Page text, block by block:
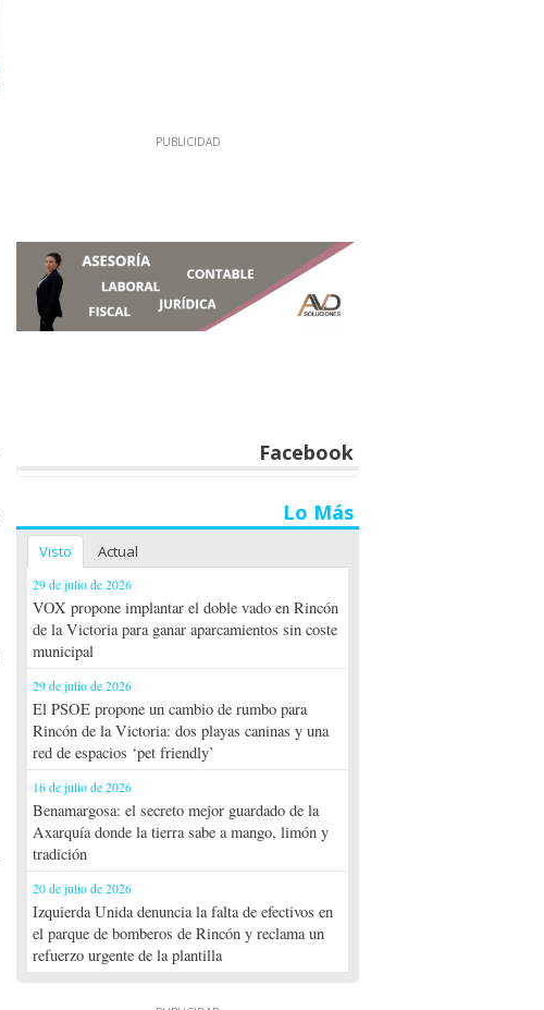
Facebook
Lo Más
Visto Actual
29 de julio de 2026
VOX propone implantar el doble vado en Rincón
de la Victoria para ganar aparcamientos sin coste
municipal
29 de julio de 2026
El PSOE propone un cambio de rumbo para
Rincón de la Victoria: dos playas caninas y una
red de espacios ‘pet friendly’
16 de julio de 2026
Benamargosa: el secreto mejor guardado de la
Axarquía donde la tierra sabe a mango, limón y
tradición
20 de julio de 2026
Izquierda Unida denuncia la falta de efectivos en
el parque de bomberos de Rincón y reclama un
refuerzo urgente de la plantilla